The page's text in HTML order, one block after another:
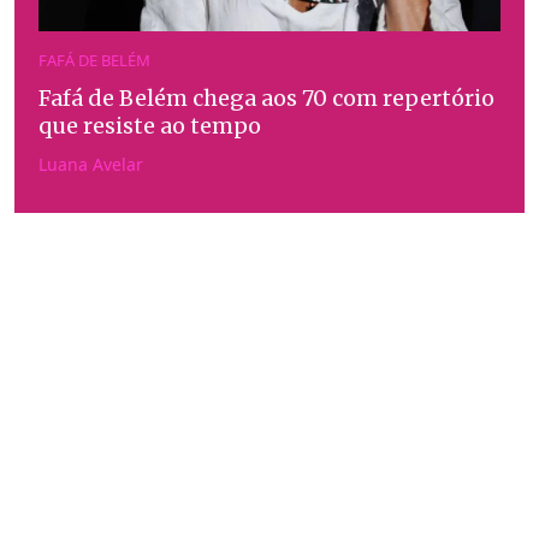
FAFÁ DE BELÉM
Fafá de Belém chega aos 70 com repertório
que resiste ao tempo
Luana Avelar